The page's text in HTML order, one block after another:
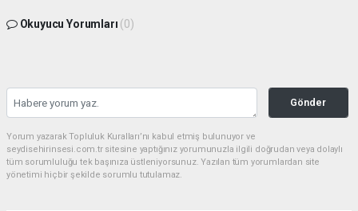
Okuyucu Yorumları (0)
Gönder
Yorum yazarak Topluluk Kuralları’nı kabul etmiş bulunuyor ve
seydisehirinsesi.com.tr sitesine yaptığınız yorumunuzla ilgili doğrudan veya dolaylı
tüm sorumluluğu tek başınıza üstleniyorsunuz. Yazılan tüm yorumlardan site
yönetimi hiçbir şekilde sorumlu tutulamaz.